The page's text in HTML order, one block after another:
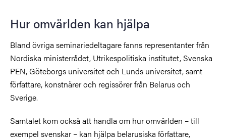
Hur omvärlden kan hjälpa
Bland övriga seminariedeltagare fanns representanter från
Nordiska ministerrådet, Utrikespolitiska institutet, Svenska
PEN, Göteborgs universitet och Lunds universitet, samt
författare, konstnärer och regissörer från Belarus och
Sverige.
Samtalet kom också att handla om hur omvärlden – till
exempel svenskar – kan hjälpa belarusiska författare,